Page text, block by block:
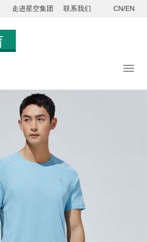
走进星空集团 联系我们 CN/EN